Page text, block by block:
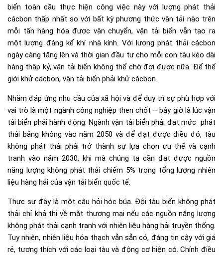
biển toàn cầu thực hiện công việc này với lượng phát thải
cácbon thấp nhất so với bất kỳ phương thức vận tải nào trên
mỗi tấn hàng hóa được vận chuyển, vận tải biển vẫn tạo ra
một lượng đáng kể khí nhà kính. Với lượng phát thải cácbon
ngày càng tăng lên và thời gian đầu tư cho mỗi con tàu kéo dài
hàng thập kỷ, vận tải biển không thể chờ đợi được nữa. Để thế
giới khử cácbon, vận tải biển phải khử cácbon.
Nhằm đáp ứng nhu cầu của xã hội và để duy trì sự phù hợp với
vai trò là một ngành công nghiệp then chốt – bây giờ là lúc vận
tải biển phải hành động. Ngành vận tải biển phải đạt mức phát
thải bằng không vào năm 2050 và để đạt được điều đó, tàu
không phát thải phải trở thành sự lựa chọn ưu thế và cạnh
tranh vào năm 2030, khi mà chúng ta cần đạt được nguồn
năng lượng không phát thải chiếm 5% trong tổng lượng nhiên
liệu hàng hải của vận tải biển quốc tế.
Thực sự đây là một câu hỏi hóc búa. Đội tàu biển không phát
thải chỉ khả thi về mặt thương mại nếu các nguồn năng lượng
không phát thải cạnh tranh với nhiên liệu hàng hải truyền thống.
Tuy nhiên, nhiên liệu hóa thạch vẫn sẵn có, đáng tin cậy với giá
rẻ, tương thích với các loại tàu và động cơ hiện có. Chính điều